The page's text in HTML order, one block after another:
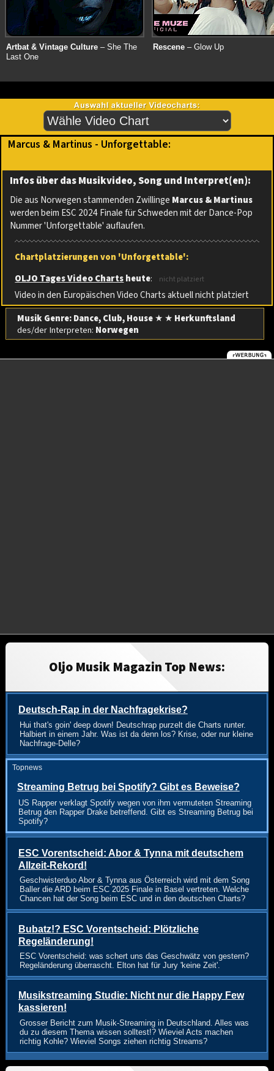
Artbat & Vintage Culture – She The
Last One
Rescene – Glow Up
Marcus & Martinus - Unforgettable:
Infos über das Musikvideo, Song und Interpret(en):
Die aus Norwegen stammenden Zwillinge Marcus & Martinus
werden beim ESC 2024 Finale für Schweden mit der Dance-Pop
Nummer 'Unforgettable' auflaufen.
Chartplatzierungen von 'Unforgettable':
OLJO Tages Video Chartsheute: nicht platziert
Video in den Europäischen Video Charts aktuell nicht platziert
Musik Genre: Dance, Club, House★ ★ Herkunftsland
des/der Interpreten: Norwegen
Oljo Musik Magazin Top News:
Deutsch-Rap in der Nachfragekrise?
Hui that's goin' deep down! Deutschrap purzelt die Charts runter.
Halbiert in einem Jahr. Was ist da denn los? Krise, oder nur kleine
Nachfrage-Delle?
Topnews
Streaming Betrug bei Spotify? Gibt es Beweise?
US Rapper verklagt Spotify wegen von ihm vermuteten Streaming
Betrug den Rapper Drake betreffend. Gibt es Streaming Betrug bei
Spotify?
ESC Vorentscheid: Abor & Tynna mit deutschem
Allzeit-Rekord!
Geschwisterduo Abor & Tynna aus Österreich wird mit dem Song
Baller die ARD beim ESC 2025 Finale in Basel vertreten. Welche
Chancen hat der Song beim ESC und in den deutschen Charts?
Bubatz!? ESC Vorentscheid: Plötzliche
Regeländerung!
ESC Vorentscheid: was schert uns das Geschwätz von gestern?
Regeländerung überrascht. Elton hat für Jury 'keine Zeit'.
Musikstreaming Studie: Nicht nur die Happy Few
kassieren!
Grosser Bericht zum Musik-Streaming in Deutschland. Alles was
du zu diesem Thema wissen solltest!? Wieviel Acts machen
richtig Kohle? Wieviel Songs ziehen richtig Streams?